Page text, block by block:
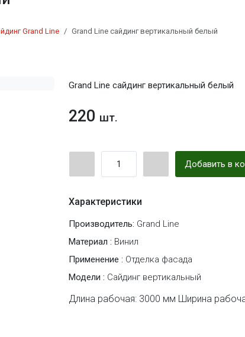
Grand Line Grand Line сайдинг вертикальный белый
Grand Line сайдинг вертикальный белый
220 шт.
Добавить в
Характеристики
Производитель: Grand Line
Материал : Винил
Применение : Отделка фасада
Модели : Сайдинг вертикальный
Длина рабочая: 3000 мм Ширина